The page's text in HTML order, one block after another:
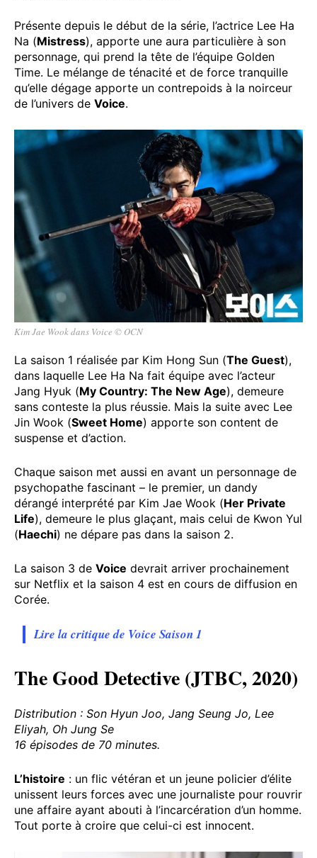
Présente depuis le début de la série, l’actrice Lee Ha
Na (Mistress), apporte une aura particulière à son
personnage, qui prend la tête de l’équipe Golden
Time. Le mélange de ténacité et de force tranquille
qu’elle dégage apporte un contrepoids à la noirceur
de l’univers de Voice.
Kim Jae Wook dans Voice © OCN
La saison 1 réalisée par Kim Hong Sun (The Guest),
dans laquelle Lee Ha Na fait équipe avec l’acteur
Jang Hyuk (My Country: The New Age), demeure
sans conteste la plus réussie. Mais la suite avec Lee
Jin Wook (Sweet Home) apporte son content de
suspense et d’action.
Chaque saison met aussi en avant un personnage de
psychopathe fascinant – le premier, un dandy
dérangé interprété par Kim Jae Wook (Her Private
Life), demeure le plus glaçant, mais celui de Kwon Yul
(Haechi) ne dépare pas dans la saison 2.
La saison 3 de Voice devrait arriver prochainement
sur Netflix et la saison 4 est en cours de diffusion en
Corée.
Lire la critique de Voice Saison 1
The Good Detective (JTBC, 2020)
Distribution : Son Hyun Joo, Jang Seung Jo, Lee
Eliyah, Oh Jung Se
16 épisodes de 70 minutes.
L’histoire : un flic vétéran et un jeune policier d’élite
unissent leurs forces avec une journaliste pour rouvrir
une affaire ayant abouti à l’incarcération d’un homme.
Tout porte à croire que celui-ci est innocent.